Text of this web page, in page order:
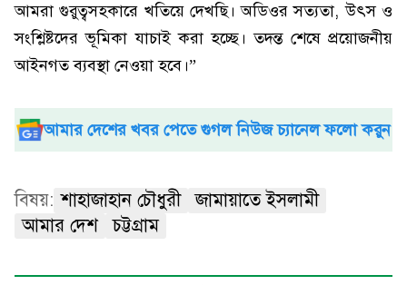
আমরা গুরুত্বসহকারে খতিয়ে দেখছি। অডিওর সত্যতা, উৎস ও
সংশ্লিষ্টদের ভূমিকা যাচাই করা হচ্ছে। তদন্ত শেষে প্রয়োজনীয়
আইনগত ব্যবস্থা নেওয়া হবে।”
আমার দেশের খবর পেতে গুগল নিউজ চ্যানেল ফলো করুন
বিষয়: শাহাজাহান চৌধুরী
জামায়াতে ইসলামী
আমার দেশ
চট্টগ্রাম